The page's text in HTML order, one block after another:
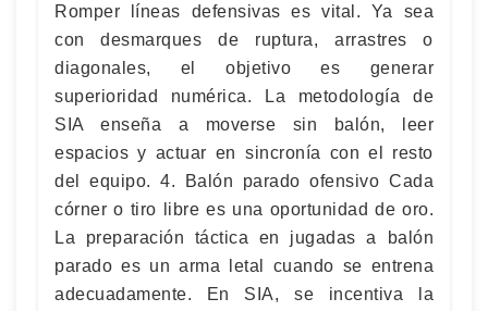
Romper líneas defensivas es vital. Ya sea
con desmarques de ruptura, arrastres o
diagonales, el objetivo es generar
superioridad numérica. La metodología de
SIA enseña a moverse sin balón, leer
espacios y actuar en sincronía con el resto
del equipo. 4. Balón parado ofensivo Cada
córner o tiro libre es una oportunidad de oro.
La preparación táctica en jugadas a balón
parado es un arma letal cuando se entrena
adecuadamente. En SIA, se incentiva la